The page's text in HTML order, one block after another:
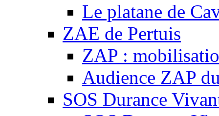
Le platane de
ZAE de Pertuis
ZAP :
Audience ZAP
SOS Durance